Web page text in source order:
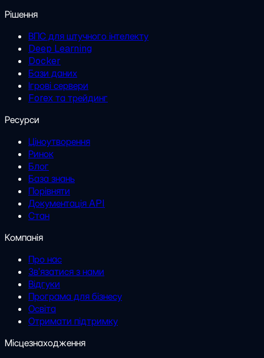
Рішення
ВПС для штучного інтелекту
Deep Learning
Docker
Бази даних
Ігрові сервери
Forex та трейдинг
Ресурси
Ціноутворення
Ринок
Блог
База знань
Порівняти
Документація API
Стан
Компанія
Про нас
Зв'язатися з нами
Відгуки
Програма для бізнесу
Освіта
Отримати підтримку
Місцезнаходження